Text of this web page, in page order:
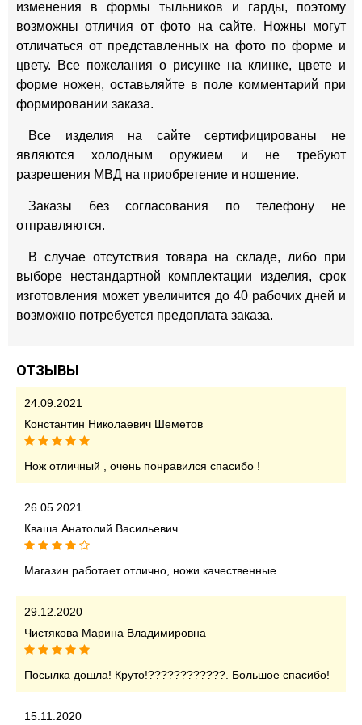
изменения в формы тыльников и гарды, поэтому
возможны отличия от фото на сайте. Ножны могут
отличаться от представленных на фото по форме и
цвету. Все пожелания о рисунке на клинке, цвете и
форме ножен, оставьляйте в поле комментарий при
формировании заказа.
Все изделия на сайте сертифицированы не
являются холодным оружием и не требуют
разрешения МВД на приобретение и ношение.
Заказы без согласования по телефону не
отправляются.
В случае отсутствия товара на складе, либо при
выборе нестандартной комплектации изделия, срок
изготовления может увеличится до 40 рабочих дней и
возможно потребуется предоплата заказа.
ОТЗЫВЫ
24.09.2021
Константин Николаевич Шеметов
Нож отличный , очень понравился спасибо !
26.05.2021
Кваша Анатолий Васильевич
Магазин работает отлично, ножи качественные
29.12.2020
Чистякова Марина Владимировна
Посылка дошла! Круто!????????????. Большое спасибо!
15.11.2020